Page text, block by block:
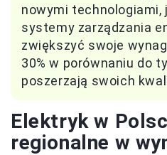
nowymi technologiami,
systemy zarządzania
zwiększyć swoje
30% w porównaniu do
poszerzają swoich
Elektryk w
regionalne w